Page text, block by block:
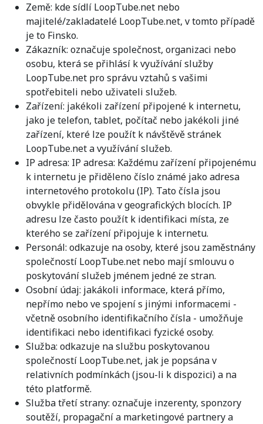
Země: kde sídlí LoopTube.net nebo
majitelé/zakladatelé LoopTube.net, v tomto případě
je to Finsko.
Zákazník: označuje společnost, organizaci nebo
osobu, která se přihlásí k využívání služby
LoopTube.net pro správu vztahů s vašimi
spotřebiteli nebo uživateli služeb.
Zařízení: jakékoli zařízení připojené k internetu,
jako je telefon, tablet, počítač nebo jakékoli jiné
zařízení, které lze použít k návštěvě stránek
LoopTube.net a využívání služeb.
IP adresa: IP adresa: Každému zařízení připojenému
k internetu je přiděleno číslo známé jako adresa
internetového protokolu (IP). Tato čísla jsou
obvykle přidělována v geografických blocích. IP
adresu lze často použít k identifikaci místa, ze
kterého se zařízení připojuje k internetu.
Personál: odkazuje na osoby, které jsou zaměstnány
společností LoopTube.net nebo mají smlouvu o
poskytování služeb jménem jedné ze stran.
Osobní údaj: jakákoli informace, která přímo,
nepřímo nebo ve spojení s jinými informacemi -
včetně osobního identifikačního čísla - umožňuje
identifikaci nebo identifikaci fyzické osoby.
Služba: odkazuje na službu poskytovanou
společností LoopTube.net, jak je popsána v
relativních podmínkách (jsou-li k dispozici) a na
této platformě.
Služba třetí strany: označuje inzerenty, sponzory
soutěží, propagační a marketingové partnery a